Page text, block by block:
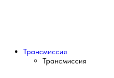
Трансмиссия
Трансмиссия